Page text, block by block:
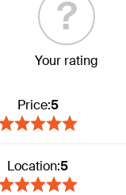
?
Your rating
Price:5
Location:5